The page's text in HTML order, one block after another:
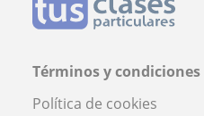
Términos y condiciones
Política de cookies